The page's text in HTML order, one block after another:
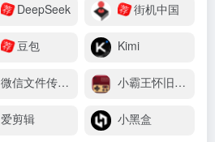
荐 DeepSeek 荐 街机中国
荐 豆包 Kimi
微信文件传输助手 小霸王怀旧游戏机
爱剪辑 小黑盒